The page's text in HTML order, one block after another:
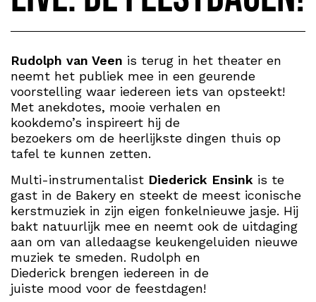
Rudolph van Veen is terug in het theater en
neemt het publiek mee in een geurende
voorstelling waar iedereen iets van opsteekt!
Met anekdotes, mooie verhalen en
kookdemo’s inspireert hij de
bezoekers om de heerlijkste dingen thuis op
tafel te kunnen zetten.
Multi-instrumentalist Diederick Ensink is te
gast in de Bakery en steekt de meest iconische
kerstmuziek in zijn eigen fonkelnieuwe jasje. Hij
bakt natuurlijk mee en neemt ook de uitdaging
aan om van alledaagse keukengeluiden nieuwe
muziek te smeden. Rudolph en
Diederick brengen iedereen in de
juiste mood voor de feestdagen!